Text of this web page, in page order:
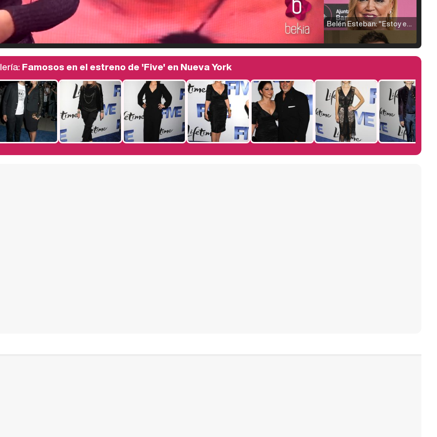
Belén Esteban: "Estoy emocionada, muy contenta y muy feliz por llegar a RTVE"
Manu Baqueiro: "Tuve como referente a Bruce Willis en 'Luz de Luna' para mi trabajo en la serie 'Perdiendo el juicio'"
Magdalena de Suecia responde a las críticas y explica por qué le han permitido lanzar su propio negocio
Famosos en el estreno de 'Five' en Nueva York